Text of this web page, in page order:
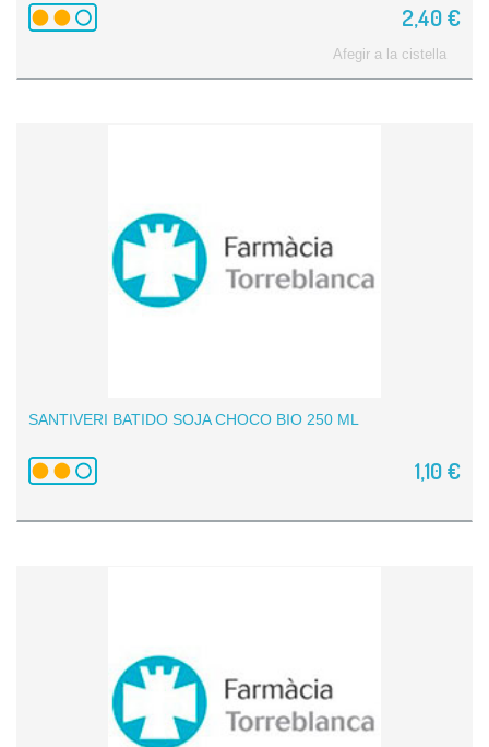
2,40 €
Afegir a la cistella
SANTIVERI BATIDO SOJA CHOCO BIO 250 ML
1,10 €